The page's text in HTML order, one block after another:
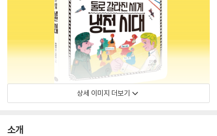
상세 이미지 더보기
소개